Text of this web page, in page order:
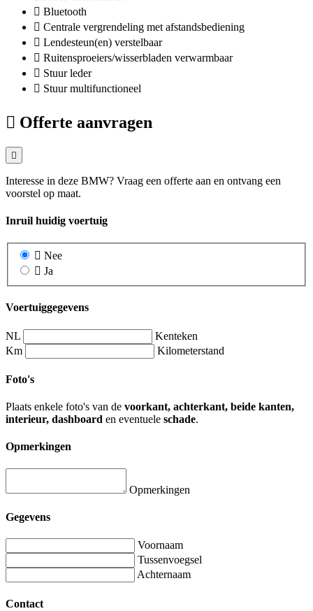
Bluetooth
Centrale vergrendeling met afstandsbediening
Lendesteun(en) verstelbaar
Ruitensproeiers/wisserbladen verwarmbaar
Stuur leder
Stuur multifunctioneel
Offerte aanvragen
Interesse in deze BMW? Vraag een offerte aan en ontvang een
voorstel op maat.
Inruil huidig voertuig
Nee
Ja
Voertuiggegevens
NL
Kenteken
Km
Kilometerstand
Foto's
Plaats enkele foto's van de voorkant, achterkant, beide kanten,
interieur, dashboard en eventuele schade.
Opmerkingen
Opmerkingen
Gegevens
Voornaam
Tussenvoegsel
Achternaam
Contact